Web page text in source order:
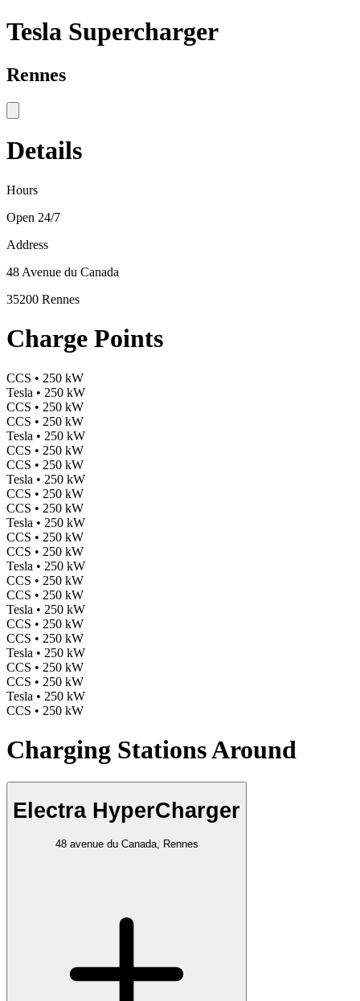
Tesla Supercharger
Rennes
Details
Hours
Open 24/7
Address
48 Avenue du Canada
35200 Rennes
Charge Points
CCS • 250 kW
Tesla • 250 kW
CCS • 250 kW
CCS • 250 kW
Tesla • 250 kW
CCS • 250 kW
CCS • 250 kW
Tesla • 250 kW
CCS • 250 kW
CCS • 250 kW
Tesla • 250 kW
CCS • 250 kW
CCS • 250 kW
Tesla • 250 kW
CCS • 250 kW
CCS • 250 kW
Tesla • 250 kW
CCS • 250 kW
CCS • 250 kW
Tesla • 250 kW
CCS • 250 kW
CCS • 250 kW
Tesla • 250 kW
CCS • 250 kW
Charging Stations Around
Electra HyperCharger
48 avenue du Canada, Rennes